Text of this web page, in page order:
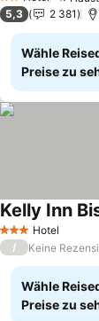
2 Sterne
5,3 2 381
Wähle
Preise zu
3 SterneHotel
Kelly Inn
/ Keine
Wähle
Preise zu